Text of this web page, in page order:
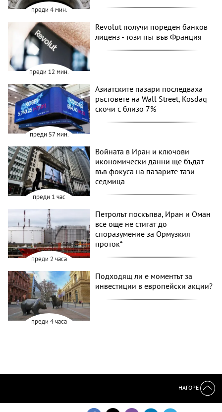
преди 4 мин.
преди 12 мин.
Revolut получи пореден банков
лиценз - този път във Франция
преди 57 мин.
Азиатските пазари последваха
ръстовете на Wall Street, Kosdaq
скочи с близо 7%
преди 1 час
Войната в Иран и ключови
икономически данни ще бъдат
във фокуса на пазарите тази
седмица
преди 2 часа
Петролът поскъпва, Иран и Оман
все още не стигат до
споразумение за Ормузкия
проток*
преди 4 часа
Подходящ ли е моментът за
инвестиции в европейски акции?
НАГОРЕ